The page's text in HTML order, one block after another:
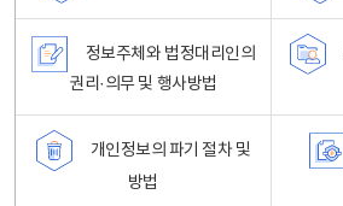
정보주체와 법정대리인의
권리·의무 및 행사방법
개인정보의 파기 절차 및
방법